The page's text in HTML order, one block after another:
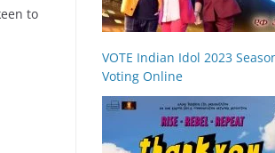
to
VOTE Indian Idol 2023
Voting Online